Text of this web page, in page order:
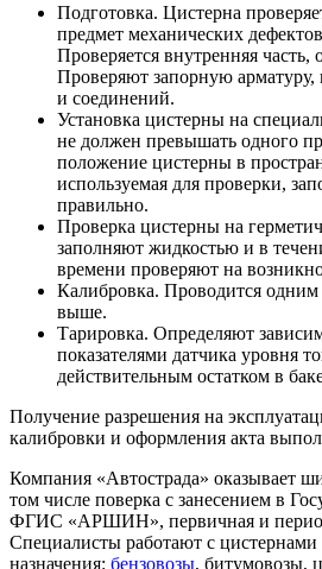
Подготовка. Цистерна
предмет механических
Проверяется внутренняя
Проверяют запорную арматуру,
и соединений.
Установка цистерны на
не должен превышать одного
положение цистерны в
используемая для проверки,
правильно.
Проверка цистерны на
заполняют жидкостью и в
времени проверяют на
Калибровка. Проводится
выше.
Тарировка. Определяют
показателями датчика уровня
действительным остатком в
Получение разрешения на
калибровки и оформления акта
Компания «Автострада» оказывает
том числе поверка с занесением в
ФГИС «АРШИН», первичная и
Специалисты работают с
назначения: бензовозы, битумовозы,